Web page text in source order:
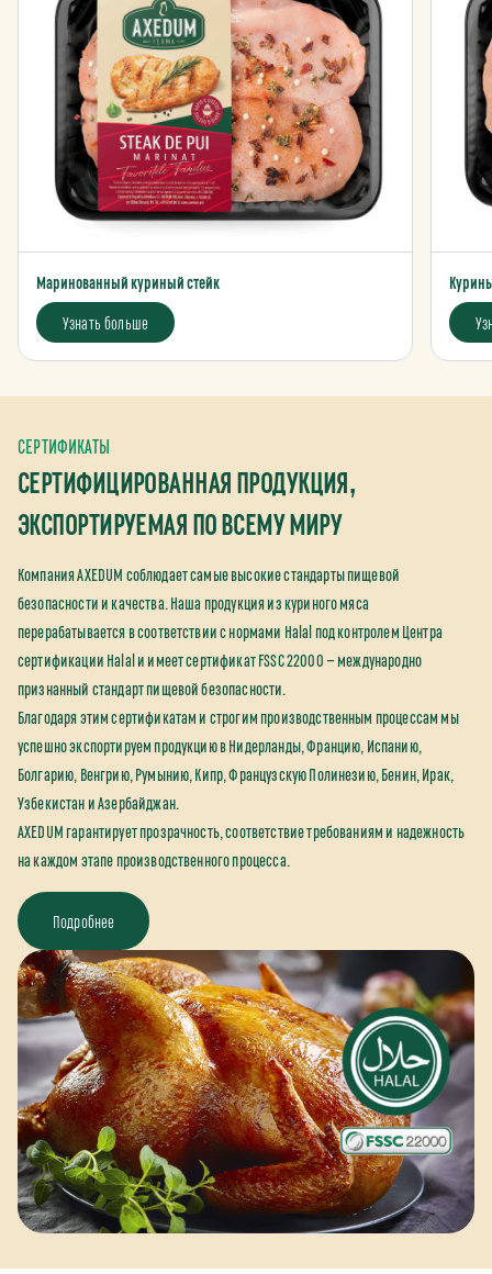
Маринованный куриный стейк
Узнать больше
СЕРТИФИКАТЫ
СЕРТИФИЦИРОВАННАЯ ПРОДУКЦИЯ,
ЭКСПОРТИРУЕМАЯ ПО ВСЕМУ МИРУ
Компания AXEDUM соблюдает самые высокие стандарты пищевой
безопасности и качества. Наша продукция из куриного мяса
перерабатывается в соответствии с нормами Halal под контролем Центра
сертификации Halal и имеет сертификат FSSC 22000 — международно
признанный стандарт пищевой безопасности.
Благодаря этим сертификатам и строгим производственным процессам мы
успешно экспортируем продукцию в Нидерланды, Францию, Испанию,
Болгарию, Венгрию, Румынию, Кипр, Французскую Полинезию, Бенин, Ирак,
Узбекистан и Азербайджан.
AXEDUM гарантирует прозрачность, соответствие требованиям и надежность
на каждом этапе производственного процесса.
Подробнее